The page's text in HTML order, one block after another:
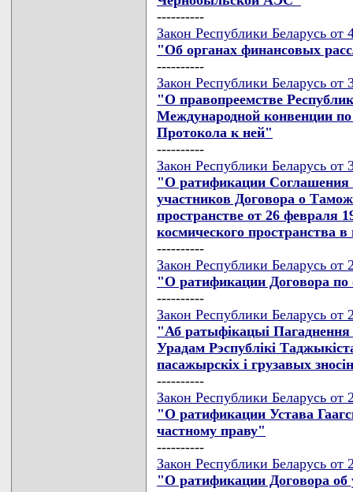
----------
Закон Республики Беларусь
"Об органах финансовых
----------
Закон Республики Беларусь
"О правопреемстве
Международной конвенции
Протокола к ней"
----------
Закон Республики Беларусь
"О ратификации Соглашения
участников Договора о
пространстве от 26 февраля
космического пространства
----------
Закон Республики Беларусь
"О ратификации Договора
----------
Закон Республики Беларусь
"Аб ратыфiкацыi Пагаднення
Урадам Рэспублiкi
пасажырскiх i грузавых
----------
Закон Республики Беларусь
"О ратификации Устава
частному праву"
----------
Закон Республики Беларусь
"О ратификации Договора об